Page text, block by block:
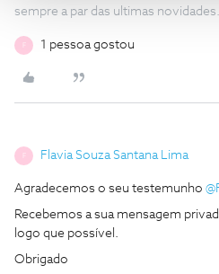
sempre a par das ultimas novidades.
1 pessoa gostou
Flavia Souza Santana Lima
Agradecemos o seu testemunho
Recebemos a sua mensagem
logo que possível.
Obrigado